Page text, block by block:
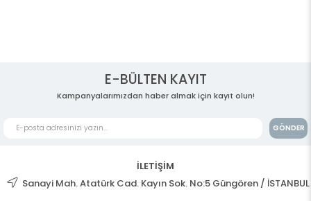
E-BÜLTEN KAYIT
Kampanyalarımızdan haber almak için kayıt olun!
GÖNDER
İLETİŞİM
Sanayi Mah. Atatürk Cad. Kayın Sok. No:5 Güngören / İSTANBUL